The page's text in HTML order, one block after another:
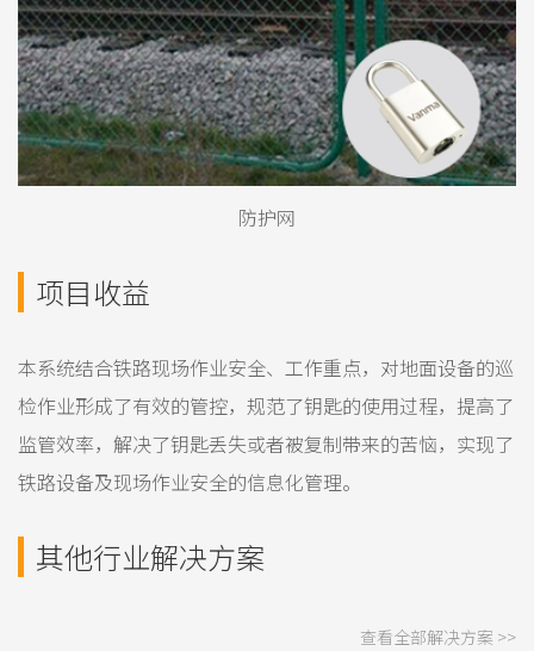
防护网
项目收益
本系统结合铁路现场作业安全、工作重点，对地面设备的巡
检作业形成了有效的管控，规范了钥匙的使用过程，提高了
监管效率，解决了钥匙丢失或者被复制带来的苦恼，实现了
铁路设备及现场作业安全的信息化管理。
其他行业解决方案
查看全部解决方案 >>